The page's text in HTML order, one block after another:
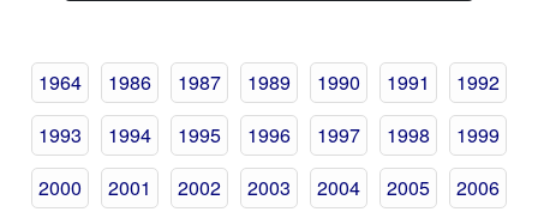
1964 1986 1987 1989 1990 1991
1992
1993
1994 1995 1996 1997 1998
1999
2000
2001 2002 2003 2004 2005
2006